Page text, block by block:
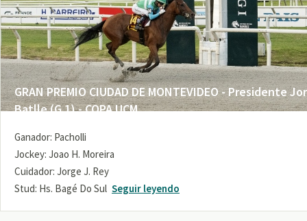
GRAN PREMIO CIUDAD DE MONTEVIDEO - Presidente
Batlle (G 1) - COPA UCM
Ganador: Pacholli
Jockey: Joao H. Moreira
Cuidador: Jorge J. Rey
Stud: Hs. Bagé Do Sul Seguir leyendo